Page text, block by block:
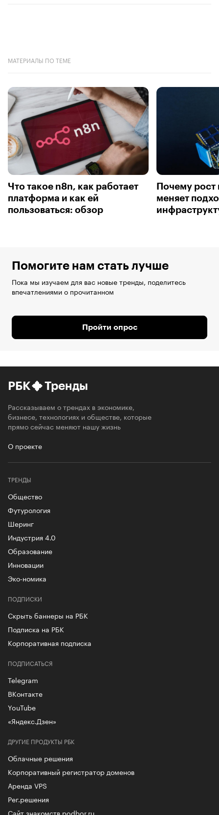
МАТЕРИАЛЫ ПО ТЕМЕ
Что такое n8n, как работает
платформа и как ей
пользоваться: обзор
Почему рост
меняет
Помогите нам стать лучше
Пока мы изучаем для вас новые тренды, поделитесь
впечатлениями о прочитанном
Пройти опрос
РБК Тренды
Рассказываем о трендах в экономике,
бизнесе, технологиях и обществе, которые
прямо сейчас меняют нашу жизнь
О проекте
ТРЕНДЫ
Общество
Футурология
Шеринг
Индустрия 4.0
Образование
Инновации
Эко-номика
ПОДПИСКИ
Скрыть баннеры на РБК
Подписка на РБК
Корпоративная подписка
ДРУГИЕ ПРОДУКТЫ РБК
Облачные решения
Корпоративный регистратор доменов
Аренда VPS
Рег.решения
Сайт знакомств podbor.ru
ПОДПИСАТЬСЯ
Telegram
ВКонтакте
YouTube
«Яндекс.Дзен»